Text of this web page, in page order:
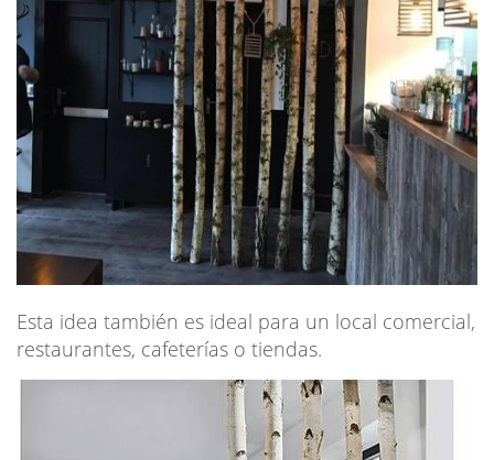
Esta idea también es ideal para un local comercial,
restaurantes, cafeterías o tiendas.